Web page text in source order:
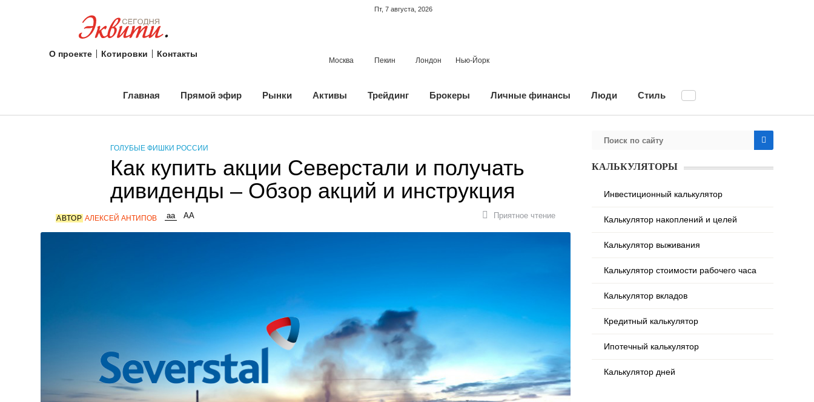
О проекте Котировки Контакты
Пт, 7 августа, 2026
Москва Пекин Лондон Нью-Йорк
Главная Прямой эфир Рынки Активы Трейдинг Брокеры Личные финансы Люди Стиль
ГОЛУБЫЕ ФИШКИ РОССИИ
Как купить акции Северстали и получать
дивиденды – Обзор акций и инструкция
АВТОР АЛЕКСЕЙ АНТИПОВ Приятное чтение
КАЛЬКУЛЯТОРЫ
Инвестиционный калькулятор
Калькулятор накоплений и целей
Калькулятор выживания
Калькулятор стоимости рабочего часа
Калькулятор вкладов
Кредитный калькулятор
Ипотечный калькулятор
Калькулятор дней